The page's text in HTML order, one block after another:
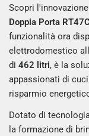
Scopri
Doppia Porta
funzionalità ora
elettrodomestico
di462 litri, è la
appassionati di
risparmio
Dotato di
la formazione di